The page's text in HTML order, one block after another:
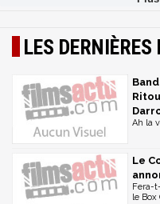
LES DERNIÈRES
Ah la
Le
Fera-
le Box